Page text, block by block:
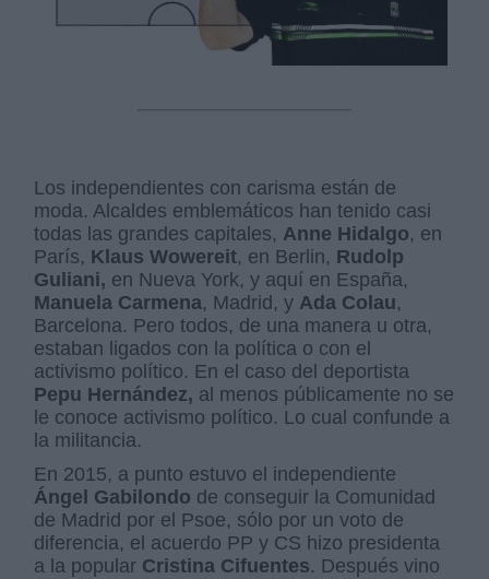
Los independientes con carisma están de
moda. Alcaldes emblemáticos han tenido casi
todas las grandes capitales, Anne Hidalgo, en
París, Klaus Wowereit, en Berlin, Rudolp
Guliani, en Nueva York, y aquí en España,
Manuela Carmena, Madrid, y Ada Colau,
Barcelona. Pero todos, de una manera u otra,
estaban ligados con la política o con el
activismo político. En el caso del deportista
Pepu Hernández, al menos públicamente no se
le conoce activismo político. Lo cual confunde a
la militancia.
En 2015, a punto estuvo el independiente
Ángel Gabilondo de conseguir la Comunidad
de Madrid por el Psoe, sólo por un voto de
diferencia, el acuerdo PP y CS hizo presidenta
a la popular Cristina Cifuentes. Después vino